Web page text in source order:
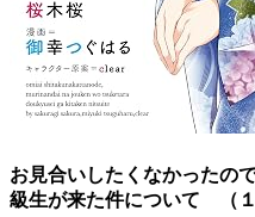
お見合いしたくなかったの
級生が来た件について （１